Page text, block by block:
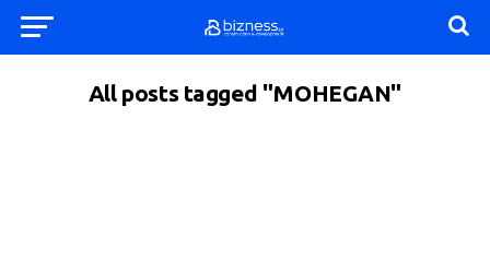
All posts tagged "MOHEGAN"